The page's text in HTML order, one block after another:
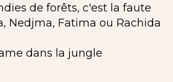
de forêts, c'est la faute
Nedjma, Fatima ou Rachida
dans la jungle